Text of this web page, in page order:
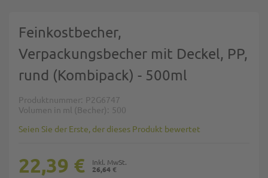
Feinkostbecher,
Verpackungsbecher mit Deckel, PP,
rund (Kombipack) - 500ml
Produktnummer P2G6747
Volumen in ml (Becher)
500
Seien Sie der Erste, der dieses Produkt bewertet
26,64 €
22,39 €